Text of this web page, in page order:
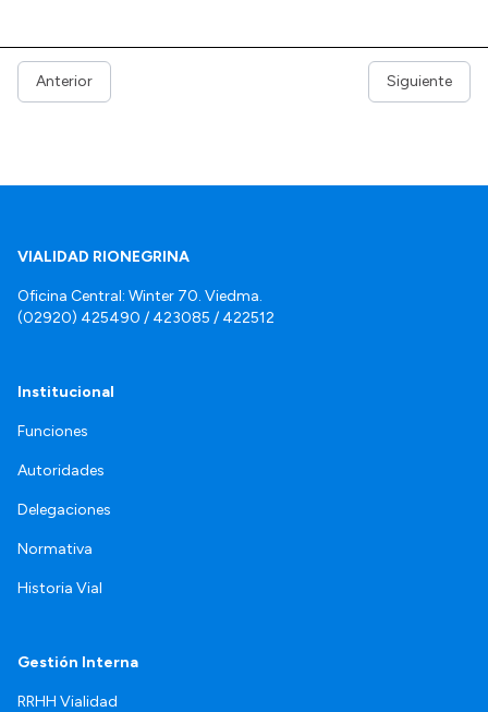
Anterior Siguiente
VIALIDAD RIONEGRINA
Oficina Central: Winter 70. Viedma.
(02920) 425490 / 423085 / 422512
Institucional
Funciones
Autoridades
Delegaciones
Normativa
Historia Vial
Gestión Interna
RRHH Vialidad